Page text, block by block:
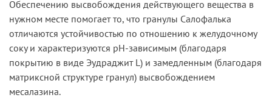
Обеспечению высвобождения действующего вещества в
нужном месте помогает то, что гранулы Салофалька
отличаются устойчивостью по отношению к желудочному
соку и характеризуются рН-зависимым (благодаря
покрытию в виде Эудраджит L) и замедленным (благодаря
матриксной структуре гранул) высвобождением
месалазина.